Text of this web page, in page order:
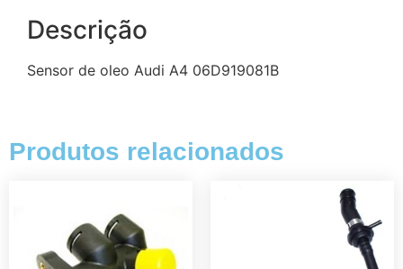
Descrição
Sensor de oleo Audi A4 06D919081B
Produtos relacionados